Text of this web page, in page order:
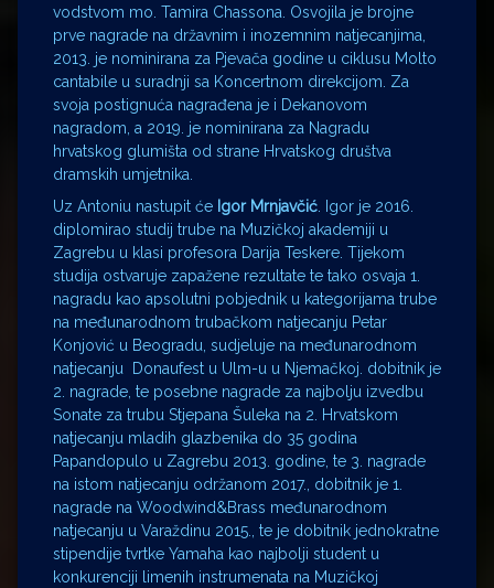
vodstvom mo. Tamira Chassona. Osvojila je brojne
prve nagrade na državnim i inozemnim natjecanjima,
2013. je nominirana za Pjevača godine u ciklusu Molto
cantabile u suradnji sa Koncertnom direkcijom. Za
svoja postignuća nagrađena je i Dekanovom
nagradom, a 2019. je nominirana za Nagradu
hrvatskog glumišta od strane Hrvatskog društva
dramskih umjetnika.
Uz Antoniu nastupit će Igor Mrnjavčić. Igor je 2016.
diplomirao studij trube na Muzičkoj akademiji u
Zagrebu u klasi profesora Darija Teskere. Tijekom
studija ostvaruje zapažene rezultate te tako osvaja 1.
nagradu kao apsolutni pobjednik u kategorijama trube
na međunarodnom trubačkom natjecanju Petar
Konjović u Beogradu, sudjeluje na međunarodnom
natjecanju Donaufest u Ulm-u u Njemačkoj. dobitnik je
2. nagrade, te posebne nagrade za najbolju izvedbu
Sonate za trubu Stjepana Šuleka na 2. Hrvatskom
natjecanju mladih glazbenika do 35 godina
Papandopulo u Zagrebu 2013. godine, te 3. nagrade
na istom natjecanju održanom 2017., dobitnik je 1.
nagrade na Woodwind&Brass međunarodnom
natjecanju u Varaždinu 2015., te je dobitnik jednokratne
stipendije tvrtke Yamaha kao najbolji student u
konkurenciji limenih instrumenata na Muzičkoj